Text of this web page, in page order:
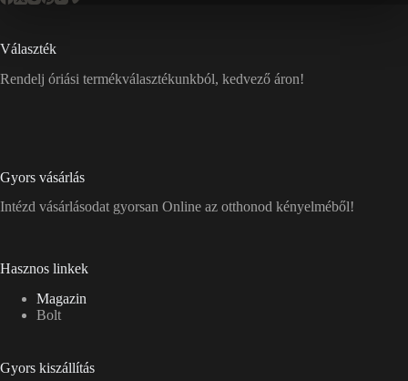
Választék
Rendelj óriási termékválasztékunkból, kedvező áron!
Gyors vásárlás
Intézd vásárlásodat gyorsan Online az otthonod kényelméből!
Hasznos linkek
Magazin
Bolt
Gyors kiszállítás